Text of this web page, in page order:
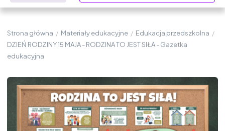
Strona główna / Materiały edukacyjne / Edukacja przedszkolna /
DZIEŃ RODZINY 15 MAJA - RODZINA TO JEST SIŁA - Gazetka
edukacyjna